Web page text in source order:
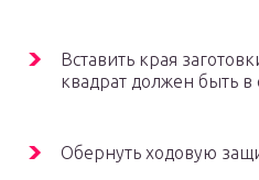
Вставить края
квадрат должен быть в
Обернуть ходовую